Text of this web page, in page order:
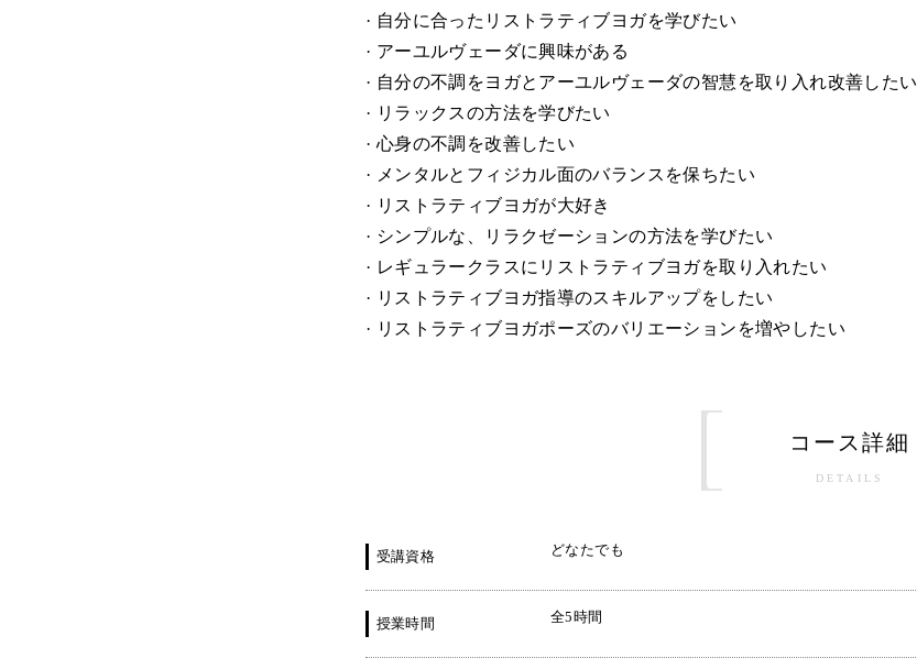
· 自分に合ったリストラティブヨガを学びたい
· アーユルヴェーダに興味がある
· 自分の不調をヨガとアーユルヴェーダの智慧を取り入れ改善したい
· リラックスの方法を学びたい
· 心身の不調を改善したい
· メンタルとフィジカル面のバランスを保ちたい
· リストラティブヨガが大好き
· シンプルな、リラクゼーションの方法を学びたい
· レギュラークラスにリストラティブヨガを取り入れたい
· リストラティブヨガ指導のスキルアップをしたい
· リストラティブヨガポーズのバリエーションを増やしたい
コース詳細
DETAILS
受講資格 どなたでも
授業時間 全5時間